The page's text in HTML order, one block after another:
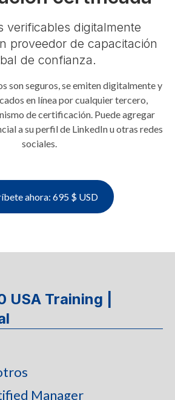
verificables digitalmente
proveedor de capacitación
de confianza.
son seguros, se emiten digitalmente y
en línea por cualquier tercero,
de certificación. Puede agregar
a su perfil de LinkedIn u otras redes
sociales.
ahora: 695 $ USD
Training |
Manager